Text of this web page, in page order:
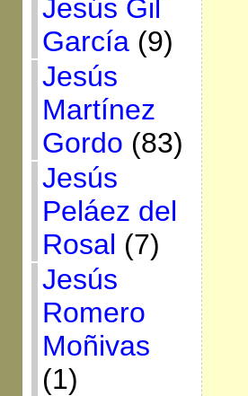
Jesús Gil
García(9)
Jesús
Martínez
Gordo (83)
Jesús
Peláez del
Rosal (7)
Jesús
Romero
Moñivas
(1)